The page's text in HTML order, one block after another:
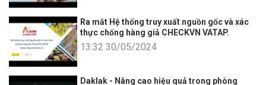
Ra mắt Hệ thống truy xuất nguồn gốc và xác
thực chống hàng giả CHECKVN VATAP.
13:32 30/05/2024
Daklak - Nâng cao hiệu quả trong phòng